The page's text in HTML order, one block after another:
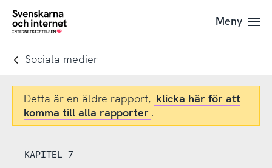
Till
navigation
Till
innehåll
To
Meny
Sociala medier
Detta är en äldre rapport, klicka här för att
komma till alla rapporter .
KAPITEL 7